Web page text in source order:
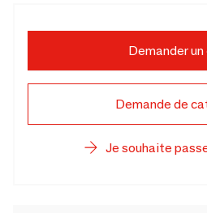
Demander un
Demande de
Je souhaite